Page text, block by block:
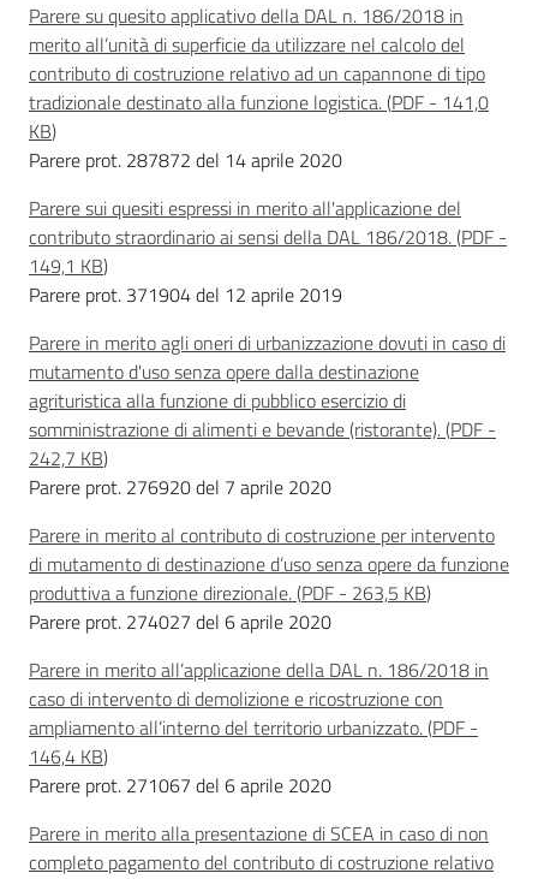
Parere su quesito applicativo della DAL n. 186/2018 in
merito all’unità di superficie da utilizzare nel calcolo del
contributo di costruzione relativo ad un capannone di tipo
tradizionale destinato alla funzione logistica.(PDF - 141,0
KB)
Parere prot. 287872 del 14 aprile 2020
Parere sui quesiti espressi in merito all'applicazione del
contributo straordinario ai sensi della DAL 186/2018.(PDF -
149,1 KB)
Parere prot. 371904 del 12 aprile 2019
Parere in merito agli oneri di urbanizzazione dovuti in caso di
mutamento d'uso senza opere dalla destinazione
agrituristica alla funzione di pubblico esercizio di
somministrazione di alimenti e bevande (ristorante).(PDF -
242,7 KB)
Parere prot. 276920 del 7 aprile 2020
Parere in merito al contributo di costruzione per intervento
di mutamento di destinazione d’uso senza opere da funzione
produttiva a funzione direzionale.(PDF - 263,5 KB)
Parere prot. 274027 del 6 aprile 2020
Parere in merito all’applicazione della DAL n. 186/2018 in
caso di intervento di demolizione e ricostruzione con
ampliamento all’interno del territorio urbanizzato.(PDF -
146,4 KB)
Parere prot. 271067 del 6 aprile 2020
Parere in merito alla presentazione di SCEA in caso di non
completo pagamento del contributo di costruzione relativo